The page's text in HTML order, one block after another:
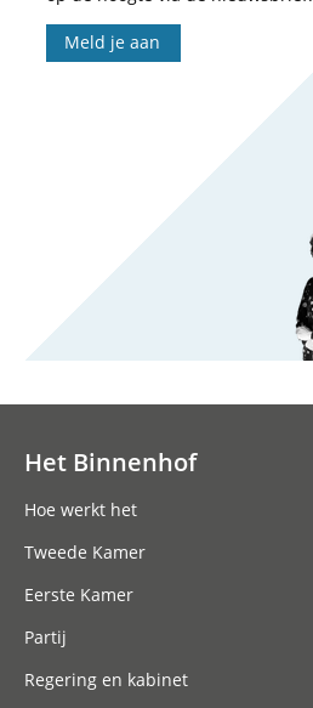
Meld je aan
Het Binnenhof
Hoe werkt het
Tweede Kamer
Eerste Kamer
Partij
Regering en kabinet